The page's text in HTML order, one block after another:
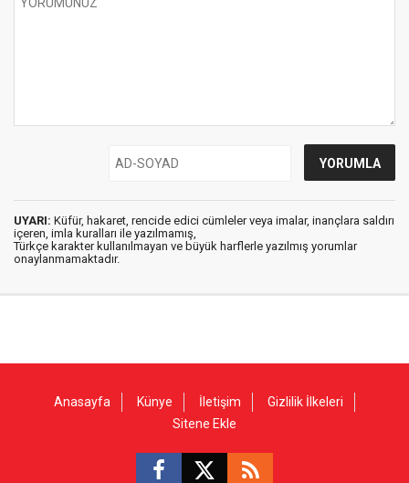
UYARI: Küfür, hakaret, rencide edici cümleler veya imalar, inançlara saldırı
içeren, imla kuralları ile yazılmamış,
Türkçe karakter kullanılmayan ve büyük harflerle yazılmış yorumlar
onaylanmamaktadır.
Anasayfa Künye İletişim
Gizlilik İlkeleri
Sitene Ekle